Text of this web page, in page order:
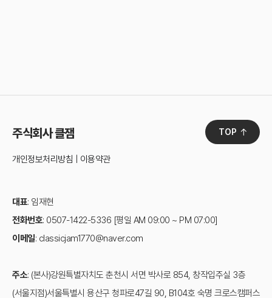
주식회사 클잼
개인정보처리방침 이용약관
대표: 임재현
전화번호: 0507-1422-5336 [평일 AM 09:00 ~ PM 07:00]
이메일: classicjam1770@naver.com
주소: (본사)강원특별자치도 춘천시 서면 박사로 854, 창작입주실 3층
(서울지점)서울특별시 용산구 청파로47길 90, B104호 숙명 크로스캠퍼스
TOP